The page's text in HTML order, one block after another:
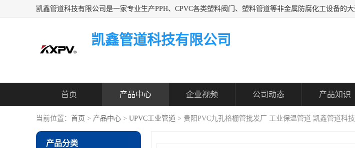
凯鑫管道科技有限公司
首页 产品中心 企业视频 公司动态 产品知识
当前位置： 首页 > 产品中心 > UPVC工业管道 > 贵阳PVC九孔格栅管批发厂 工业保温管道 凯鑫管道科技
产品分类